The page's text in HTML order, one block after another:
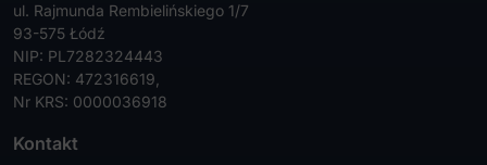
ul. Rajmunda Rembielińskiego 1/7
93-575 Łódź
NIP: PL7282324443
REGON: 472316619,
Nr KRS: 0000036918
Kontakt